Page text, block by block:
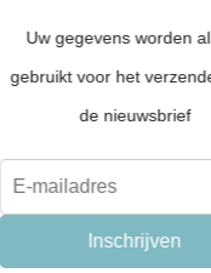
Uw gegevens worden
gebruikt voor het
de nieuwsbrief
Inschrijven